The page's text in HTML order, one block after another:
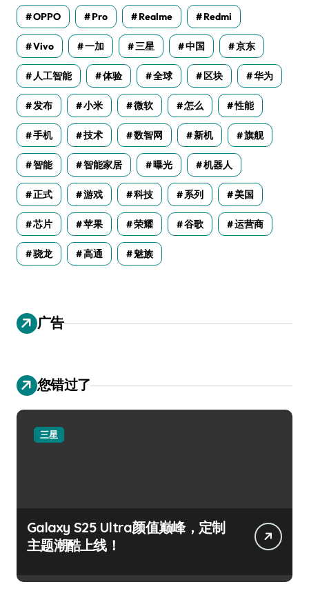
OPPO Pro Realme Redmi
Vivo 一加 三星 中国 京东
人工智能 体验 全球 区块 华为
发布 小米 微软 怎么 性能
手机 技术 数智网 新机 旗舰
智能 智能家居 曝光 机器人
正式 游戏 科技 系列 美国
芯片 苹果 荣耀 谷歌 运营商
骁龙 高通 魅族
广告
您错过了
三星
Galaxy S25 Ultra颜值巅峰，定制
主题潮酷上线！